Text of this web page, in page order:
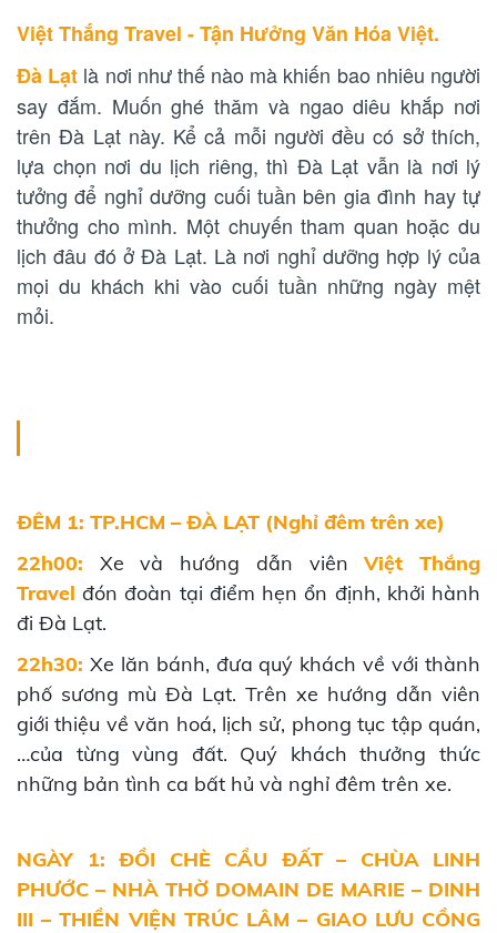
Việt Thắng Travel - Tận Hưởng Văn Hóa Việt.
Đà Lạt là nơi như thế nào mà khiến bao nhiêu người
say đắm. Muốn ghé thăm và ngao diêu khắp nơi
trên Đà Lạt này. Kể cả mỗi người đều có sở thích,
lựa chọn nơi du lịch riêng, thì Đà Lạt vẫn là nơi lý
tưởng để nghỉ dưỡng cuối tuần bên gia đình hay tự
thưởng cho mình. Một chuyến tham quan hoặc du
lịch đâu đó ở Đà Lạt. Là nơi nghỉ dưỡng hợp lý của
mọi du khách khi vào cuối tuần những ngày mệt
mỏi.
ĐÊM 1: TP.HCM – ĐÀ LẠT (Nghỉ đêm trên xe)
22h00: Xe và hướng dẫn viênViệt Thắng
Travelđón đoàn tại điểm hẹn ổn định, khởi hành
đi Đà Lạt.
22h30: Xe lăn bánh, đưa quý khách về với thành
phố sương mù Đà Lạt. Trên xe hướng dẫn viên
giới thiệu về văn hoá, lịch sử, phong tục tập quán,
…của từng vùng đất. Quý khách thưởng thức
những bản tình ca bất hủ và nghỉ đêm trên xe.
NGÀY 1: ĐỒI CHÈ CẦU ĐẤT – CHÙA LINH
PHƯỚC – NHÀ THỜ DOMAIN DE MARIE – DINH
III – THIỀN VIỆN TRÚC LÂM – GIAO LƯU CỒNG